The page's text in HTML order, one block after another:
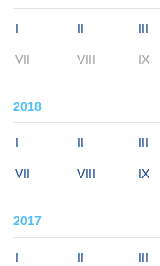
I II III
VII VIII IX
2018
I II III
VII VIII IX
2017
I II III